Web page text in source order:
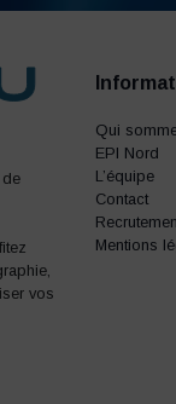
de
vos
Qui
EPI Nord
L’équipe
Contact
Mentions